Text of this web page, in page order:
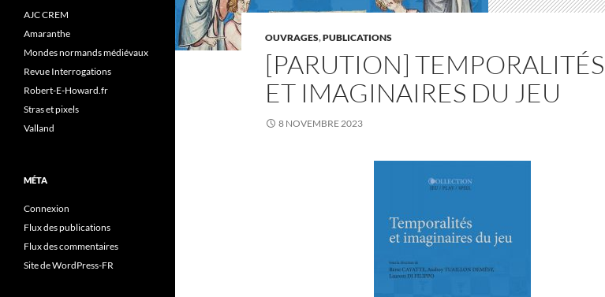
OUVRAGES,PUBLICATIONS
[PARUTION] TEMPORALITÉS
ET IMAGINAIRES DU JEU
8 NOVEMBRE 2023
AJC CREM
Amaranthe
Mondes normands médiévaux
Revue Interrogations
Robert-E-Howard.fr
Stras et pixels
Valland
MÉTA
Connexion
Flux des publications
Flux des commentaires
Site de WordPress-FR